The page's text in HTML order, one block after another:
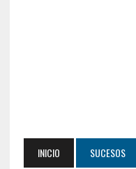
INICIO SUCESOS